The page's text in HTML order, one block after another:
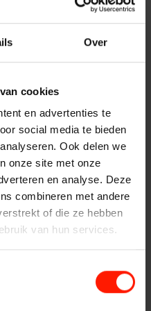
Over
cookies
en advertenties te
social media te bieden
Ook delen we
onze site met onze
en analyse. Deze
combineren met andere
of die ze hebben
van hun services.
IM recording en Chat
organisatie te gebruiken
en platformen. De
bieden
voor Instant
berichten. Deze